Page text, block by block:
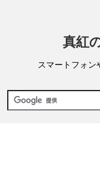
真紅
スマートフォ